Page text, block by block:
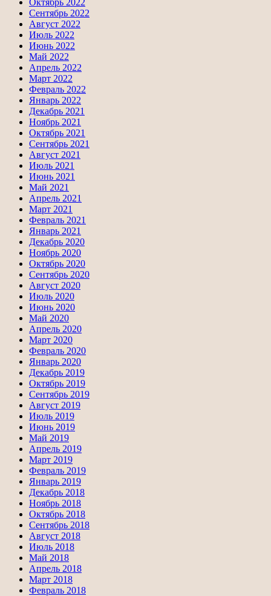
Сентябрь 2022
Август 2022
Июль 2022
Июнь 2022
Май 2022
Апрель 2022
Март 2022
Февраль 2022
Январь 2022
Декабрь 2021
Ноябрь 2021
Октябрь 2021
Сентябрь 2021
Август 2021
Июль 2021
Июнь 2021
Май 2021
Апрель 2021
Март 2021
Февраль 2021
Январь 2021
Декабрь 2020
Ноябрь 2020
Октябрь 2020
Сентябрь 2020
Август 2020
Июль 2020
Июнь 2020
Май 2020
Апрель 2020
Март 2020
Февраль 2020
Январь 2020
Декабрь 2019
Октябрь 2019
Сентябрь 2019
Август 2019
Июль 2019
Июнь 2019
Май 2019
Апрель 2019
Март 2019
Февраль 2019
Январь 2019
Декабрь 2018
Ноябрь 2018
Октябрь 2018
Сентябрь 2018
Август 2018
Июль 2018
Май 2018
Апрель 2018
Март 2018
Февраль 2018